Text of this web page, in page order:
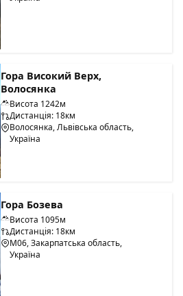
Гора Високий Верх,
Волосянка
Висота 1242м
Дистанція: 18км
Волосянка, Львівська область,
Україна
Гора Бозева
Висота 1095м
Дистанція: 18км
М06, Закарпатська область,
Україна